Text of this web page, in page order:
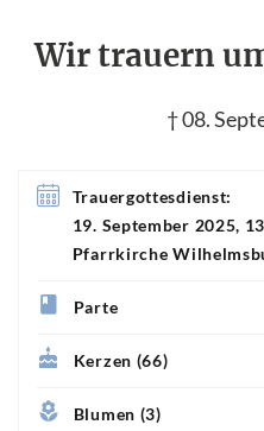
Wir trauern
† 08.
Trauergottesdienst:
19. September 2025,
Pfarrkirche
Parte
Kerzen (66)
Blumen (3)